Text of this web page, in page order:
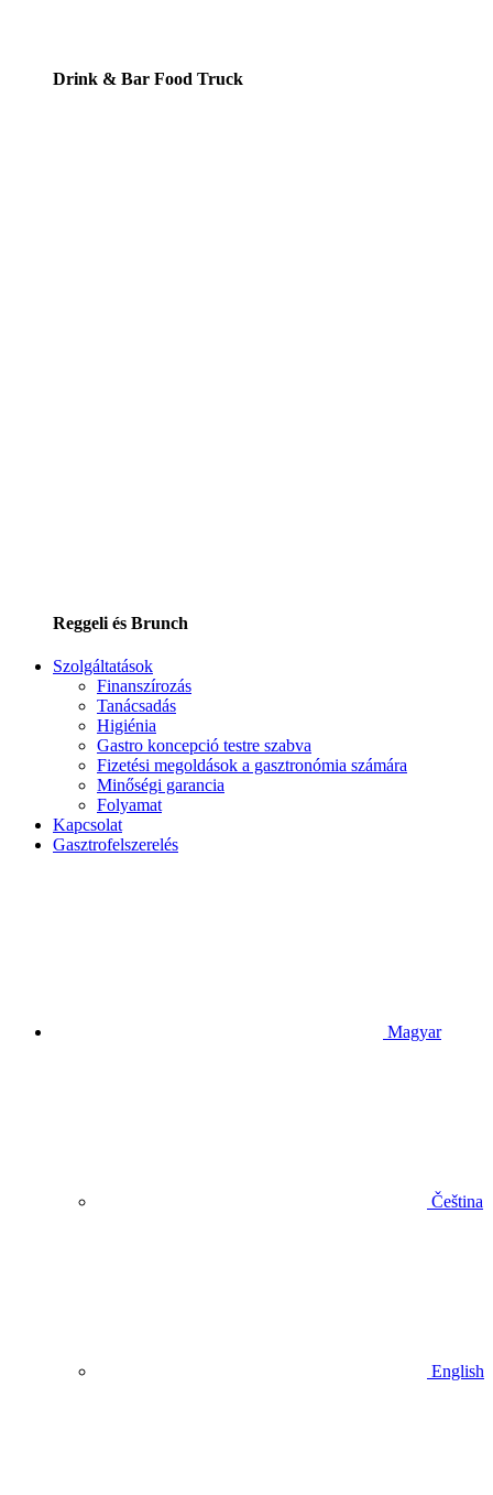
Drink & Bar Food Truck
Reggeli és Brunch
Szolgáltatások
Finanszírozás
Tanácsadás
Higiénia
Gastro koncepció testre szabva
Fizetési megoldások a gasztronómia számára
Minőségi garancia
Folyamat
Kapcsolat
Gasztrofelszerelés
Magyar
Čeština
English